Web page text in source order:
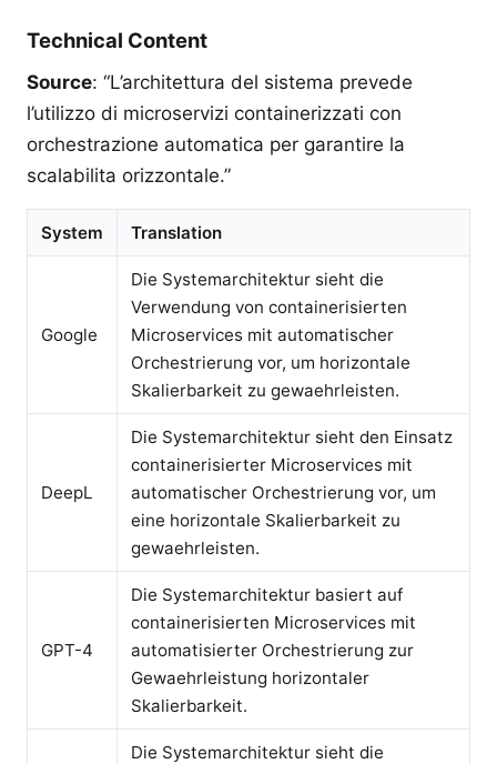
Technical Content
Source: “L’architettura del sistema prevede
l’utilizzo di microservizi containerizzati con
orchestrazione automatica per garantire la
scalabilita orizzontale.”
System Translation
Google
Die Systemarchitektur sieht die
Verwendung von containerisierten
Microservices mit automatischer
Orchestrierung vor, um horizontale
Skalierbarkeit zu gewaehrleisten.
DeepL
Die Systemarchitektur sieht den Einsatz
containerisierter Microservices mit
automatischer Orchestrierung vor, um
eine horizontale Skalierbarkeit zu
gewaehrleisten.
GPT-4
Die Systemarchitektur basiert auf
containerisierten Microservices mit
automatisierter Orchestrierung zur
Gewaehrleistung horizontaler
Skalierbarkeit.
Die Systemarchitektur sieht die